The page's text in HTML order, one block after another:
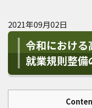
2021年09月02日
令和における
就業規則整備